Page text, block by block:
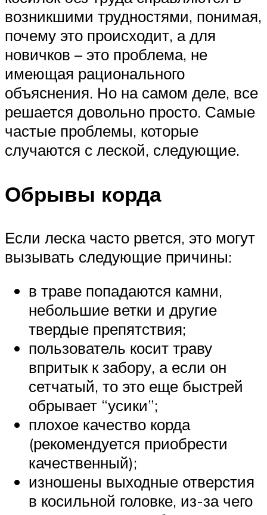
возникшими трудностями, понимая,
почему это происходит, а для
новичков – это проблема, не
имеющая рационального
объяснения. Но на самом деле, все
решается довольно просто. Самые
частые проблемы, которые
случаются с леской, следующие.
Обрывы корда
Если леска часто рвется, это могут
вызывать следующие причины:
в траве попадаются камни,
небольшие ветки и другие
твердые препятствия;
пользователь косит траву
впритык к забору, а если он
сетчатый, то это еще быстрей
обрывает “усики”;
плохое качество корда
(рекомендуется приобрести
качественный);
изношены выходные отверстия
в косильной головке, из-за чего